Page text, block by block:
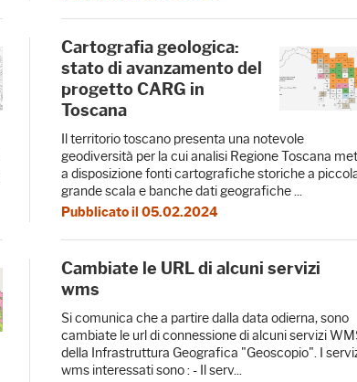
Cartografia geologica:
stato di avanzamento del
progetto CARG in
Toscana
Il territorio toscano presenta una notevole
geodiversità per la cui analisi Regione Toscana
a disposizione fonti cartografiche storiche a
grande scala e banche dati geografiche ...
Pubblicato il 05.02.2024
Cambiate le URL di alcuni servizi
wms
Si comunica che a partire dalla data odierna, sono
cambiate le url di connessione di alcuni servizi
della Infrastruttura Geografica "Geoscopio". I
wms interessati sono : - Il serv...